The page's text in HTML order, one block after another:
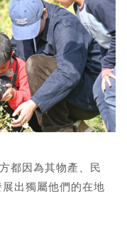
都因為其物產、民
出獨屬他們的在地